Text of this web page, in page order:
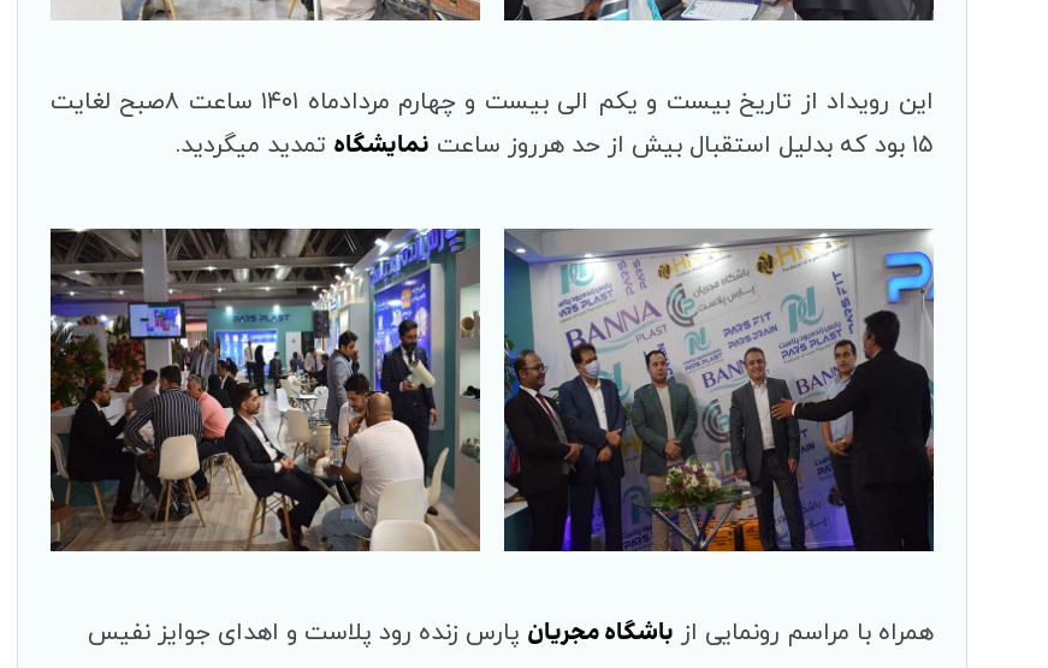
این رویداد از تاریخ بیست و یکم الی بیست و چهارم مردادماه ۱۴۰۱ ساعت ۸صبح لغایت
۱۵ بود که بدلیل استقبال بیش از حد هرروز ساعت
نمایشگاه تمدید میگردید.
همراه با مراسم رونمایی از باشگاه مجریان پارس زنده رود پلاست و اهدای جوایز نفیس